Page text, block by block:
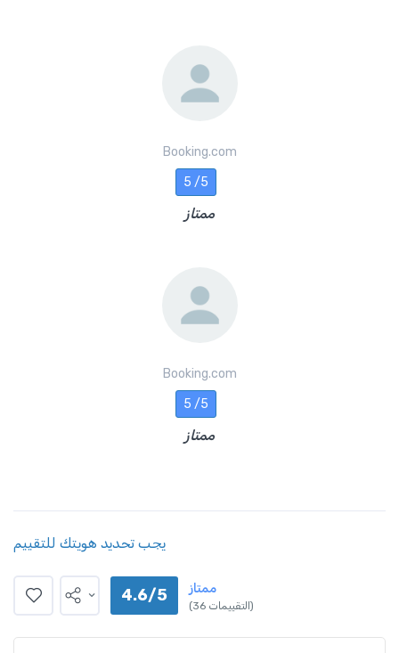
Booking.com
5 /5
ممتاز
Booking.com
5 /5
ممتاز
يجب تحديد هويتك للتقييم
4.6/5 ممتاز
(36 التقييمات)